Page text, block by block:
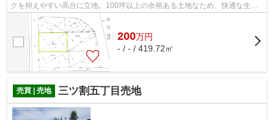
クを抑えやすい高台に立地。100坪以上の余裕ある土地なため、快適な生活
ができます。土地面積は419.72㎡(公簿)...
200万円
- / - / 419.72㎡
売買 | 売地 三ツ割五丁目売地